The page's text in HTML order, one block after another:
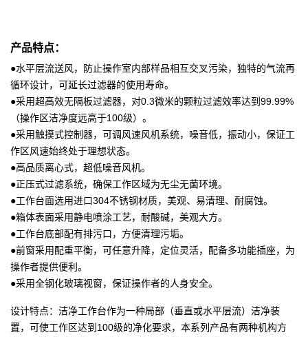
产品特点：
●水平层流送风，防止操作室内部样品相互交叉污染，独特的气流再
循环设计，可延长过滤器的使用寿命。
●采用超高效无隔板过滤器，对0.3微米的颗粒过滤效率达到99.99%
（操作区洁净度远高于100级）。
●采用触摸式控制器，可调风速风机系统，噪音低，振动小，保证工
作区风速始终处于理想状态。
●高品质离心式，超低噪音风机。
●正压式过滤系统，确保工作区域为无尘无菌环境。
●工作台面选用进口304不锈钢材质，美观、易清理、耐腐蚀。
●箱体表面采用静电喷涂工艺，耐酸碱，美观大方。
●工作台底部配有排污口，方便清理污垢。
●前窗采用配重平衡，可任意升降，定位灵活，配备多功能插座，为
操作者提供便利。
●采用全钢化玻璃视窗，保证操作者的人身安全。
设计特点：洁净工作台作为一种局部（垂直或水平层流）洁净装
置，可使工作区达到100级的净化要求，本系列产品有两种机构方